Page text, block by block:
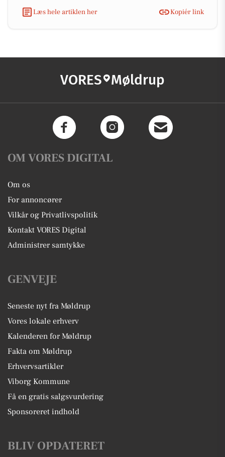
Læs hele artiklen her
Kopiér link
VORES Møldrup
OM VORES DIGITAL
Om os
For annoncører
Vilkår og Privatlivspolitik
Kontakt VORES Digital
Administrer samtykke
GENVEJE
Seneste nyt fra Møldrup
Vores lokale erhverv
Kalenderen for Møldrup
Fakta om Møldrup
Erhvervsartikler
Viborg Kommune
Få en gratis salgsvurdering
Sponsoreret indhold
BLIV OPDATERET